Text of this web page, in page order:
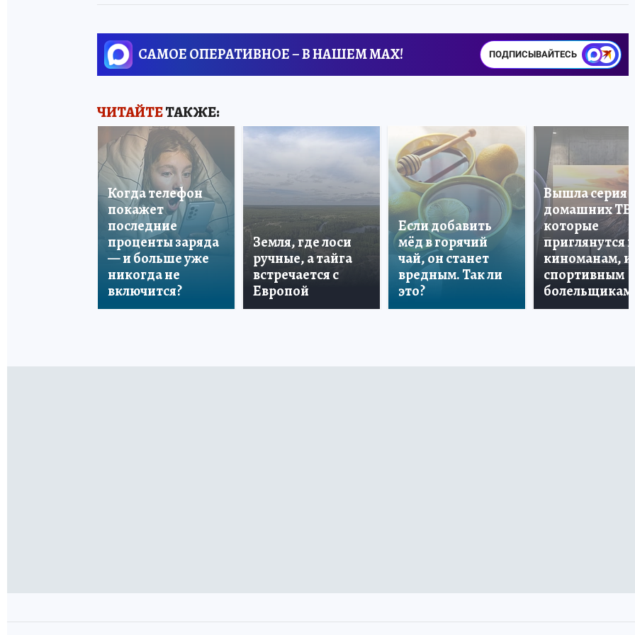
САМОЕ ОПЕРАТИВНОЕ – В НАШЕМ MAX! ПОДПИСЫВАЙТЕСЬ
ЧИТАЙТЕТАКЖЕ:
Когда телефон
покажет
последние
проценты заряда
— и больше уже
никогда не
включится?
Земля, где лоси
ручные, а тайга
встречается с
Европой
Если добавить
мёд в горячий
чай, он станет
вредным. Так ли
это?
Вышла серия
домашних ТВ,
которые
приглянутся и
киноманам, и
спортивным
болельщикам